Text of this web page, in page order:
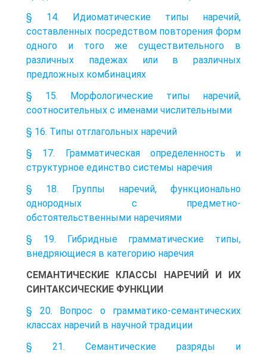
§ 14. Идиоматические типы наречий,
составленных посредством повторения форм
одного и того же существительного в
различных падежах или в различных
предложных комбинациях
§ 15. Морфологические типы наречий,
соотносительных с именами числительными
§ 16. Типы отглагольных наречий
§ 17. Грамматическая определенность и
структурное единство системы наречия
§ 18. Группы наречий, функционально
однородных с предметно-
обстоятельственными наречиями
§ 19. Гибридные грамматические типы,
внедряющиеся в категорию наречия
СЕМАНТИЧЕСКИЕ КЛАССЫ НАРЕЧИЙ И ИХ
СИНТАКСИЧЕСКИЕ ФУНКЦИИ
§ 20. Вопрос о грамматико-семантических
классах наречий в научной традиции
§ 21. Семантические разряды и